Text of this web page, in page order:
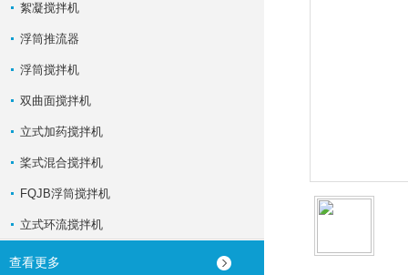
絮凝搅拌机
浮筒推流器
浮筒搅拌机
双曲面搅拌机
立式加药搅拌机
桨式混合搅拌机
FQJB浮筒搅拌机
立式环流搅拌机
查看更多